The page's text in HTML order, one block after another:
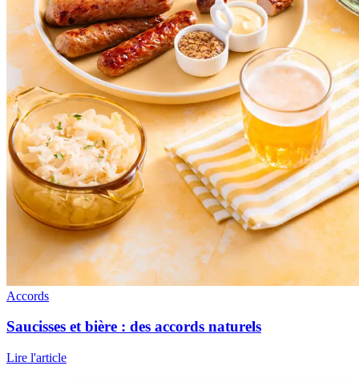
Accords
Saucisses et bière : des accords naturels
Lire l'article